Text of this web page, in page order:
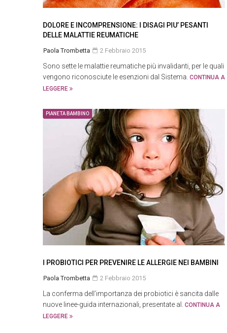
DOLORE E INCOMPRENSIONE: I DISAGI PIU’ PESANTI
DELLE MALATTIE REUMATICHE
Paola Trombetta 2 Febbraio 2015
Sono sette le malattie reumatiche più invalidanti, per le quali
vengono riconosciute le esenzioni dal Sistema. CONTINUA A
LEGGERE
PIANETA BAMBINO
I PROBIOTICI PER PREVENIRE LE ALLERGIE NEI BAMBINI
Paola Trombetta 2 Febbraio 2015
La conferma dell’importanza dei probiotici è sancita dalle
nuove linee-guida internazionali, presentate al. CONTINUA A
LEGGERE